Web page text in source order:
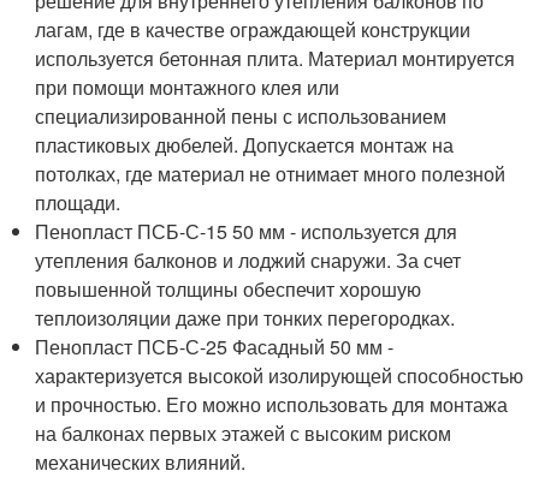
лагам, где в качестве ограждающей конструкции
используется бетонная плита. Материал монтируется
при помощи монтажного клея или
специализированной пены с использованием
пластиковых дюбелей. Допускается монтаж на
потолках, где материал не отнимает много полезной
площади.
Пенопласт ПСБ-С-15 50 мм - используется для
утепления балконов и лоджий снаружи. За счет
повышенной толщины обеспечит хорошую
теплоизоляции даже при тонких перегородках.
Пенопласт ПСБ-С-25 Фасадный 50 мм -
характеризуется высокой изолирующей способностью
и прочностью. Его можно использовать для монтажа
на балконах первых этажей с высоким риском
механических влияний.